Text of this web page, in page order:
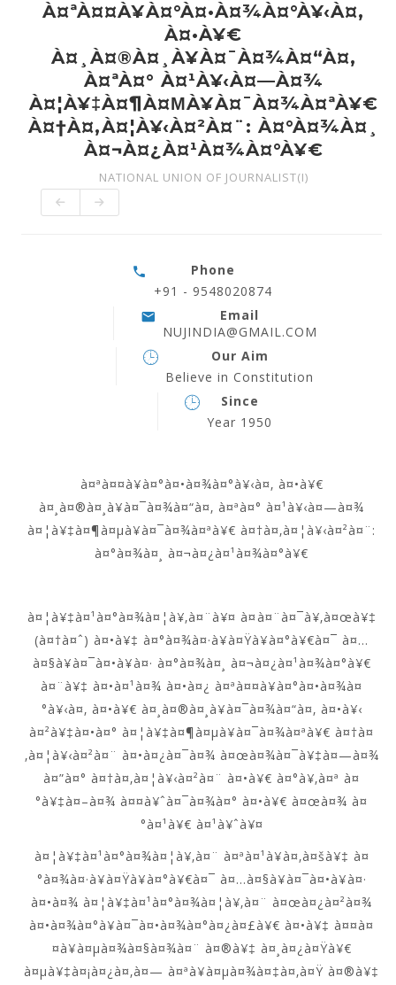
À¤ªÀ¤¤À¥À¤°À¤•À¤¾À¤°À¥‹À¤‚
À¤•À¥€
À¤¸À¤®À¤¸À¥À¤¯À¤¾À¤“À¤‚
À¤ªÀ¤° À¤¹À¥‹À¤—À¤¾
À¤¦À¥‡À¤¶À¤ΜÀ¥À¤¯À¤¾À¤ªÀ¥€
À¤†À¤‚À¤¦À¥‹À¤²À¤¨: À¤°À¤¾À¤¸
À¤¬À¤¿À¤¹À¤¾À¤°À¥€
NATIONAL UNION OF JOURNALIST(I)
Phone
+91 - 9548020874
Email
NUJINDIA@GMAIL.COM
Our Aim
Believe in Constitution
Since
Year 1950
à¤ªà¤¤à¥à¤°à¤•à¤¾à¤°à¥‹à¤‚ à¤•à¥€
à¤¸à¤®à¤¸à¥à¤¯à¤¾à¤“à¤‚ à¤ªà¤° à¤¹à¥‹à¤—à¤¾
à¤¦à¥‡à¤¶à¤µà¥à¤¯à¤¾à¤ªà¥€ à¤†à¤‚à¤¦à¥‹à¤²à¤¨:
à¤°à¤¾à¤¸ à¤¬à¤¿à¤¹à¤¾à¤°à¥€
à¤¦à¥‡à¤¹à¤°à¤¾à¤¦à¥‚à¤¨à¥¤ à¤à¤¨à¤¯à¥‚à¤œà¥‡
(à¤†à¤ˆ) à¤•à¥‡ à¤°à¤¾à¤·à¥à¤Ÿà¥à¤°à¥€à¤¯ à¤…
à¤§à¥à¤¯à¤•à¥à¤· à¤°à¤¾à¤¸ à¤¬à¤¿à¤¹à¤¾à¤°à¥€
à¤¨à¥‡ à¤•à¤¹à¤¾ à¤•à¤¿ à¤ªà¤¤à¥à¤°à¤•à¤¾à¤
°à¥‹à¤‚ à¤•à¥€ à¤¸à¤®à¤¸à¥à¤¯à¤¾à¤“à¤‚ à¤•à¥‹
à¤²à¥‡à¤•à¤° à¤¦à¥‡à¤¶à¤µà¥à¤¯à¤¾à¤ªà¥€ à¤†à¤
‚à¤¦à¥‹à¤²à¤¨ à¤•à¤¿à¤¯à¤¾ à¤œà¤¾à¤¯à¥‡à¤—à¤¾
à¤”à¤° à¤†à¤‚à¤¦à¥‹à¤²à¤¨ à¤•à¥€ à¤°à¥‚à¤ª à¤
°à¥‡à¤–à¤¾ à¤¤à¥ˆà¤¯à¤¾à¤° à¤•à¥€ à¤œà¤¾ à¤
°à¤¹à¥€ à¤¹à¥ˆà¥¤
à¤¦à¥‡à¤¹à¤°à¤¾à¤¦à¥‚à¤¨ à¤ªà¤¹à¥à¤‚à¤šà¥‡ à¤
°à¤¾à¤·à¥à¤Ÿà¥à¤°à¥€à¤¯ à¤…à¤§à¥à¤¯à¤•à¥à¤·
à¤•à¤¾ à¤¦à¥‡à¤¹à¤°à¤¾à¤¦à¥‚à¤¨ à¤œà¤¿à¤²à¤¾
à¤•à¤¾à¤°à¥à¤¯à¤•à¤¾à¤°à¤¿à¤£à¥€ à¤•à¥‡ à¤¤à¤
¤à¥à¤µà¤¾à¤§à¤¾à¤¨ à¤®à¥‡ à¤¸à¤¿à¤Ÿà¥€
à¤µà¥‡à¤¡à¤¿à¤‚à¤— à¤ªà¥à¤µà¤¾à¤‡à¤‚à¤Ÿ à¤®à¥‡